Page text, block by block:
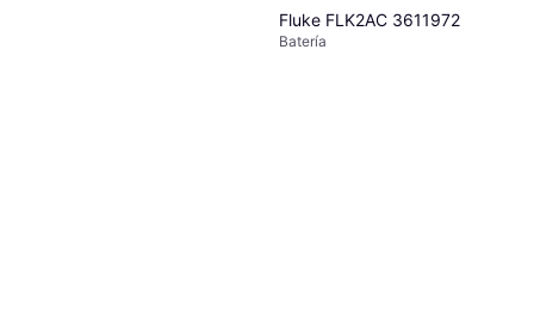
Fluke FLK2AC 3611972
Batería